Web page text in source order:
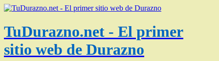
TuDurazno.net - El primer
sitio web de Durazno